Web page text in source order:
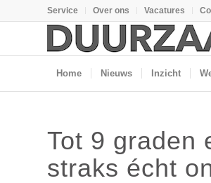
Service Over ons Vacatures
Home Nieuws Inzicht
Tot 9 graden
straks écht